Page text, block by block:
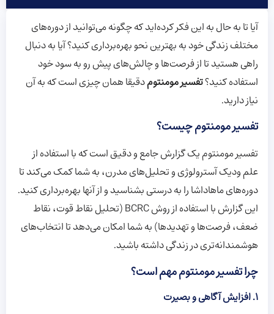
آیا تا به حال به این فکر کرده‌اید که چگونه می‌توانید از دوره‌های
مختلف زندگی خود به بهترین نحو بهره‌برداری کنید؟ آیا به دنبال
راهی هستید تا از فرصت‌ها و چالش‌های پیش رو به سود خود
استفاده کنید؟تفسیر مومنتومدقیقا همان چیزی است که به آن
نیاز دارید.
تفسیر مومنتوم چیست؟
تفسیر مومنتوم یک گزارش جامع و دقیق است که با استفاده از
علم ودیک آسترولوژی و تحلیل‌های مدرن، به شما کمک می‌کند تا
دوره‌های ماهاداشا را به درستی بشناسید و از آنها بهره‌برداری کنید.
این گزارش با استفاده از روش BCRC (تحلیل نقاط قوت، نقاط
ضعف، فرصت‌ها و تهدیدها) به شما امکان می‌دهد تا انتخاب‌های
هوشمندانه‌تری در زندگی داشته باشید.
چرا تفسیر مومنتوم مهم است؟
1. افزایش آگاهی و بصیرت